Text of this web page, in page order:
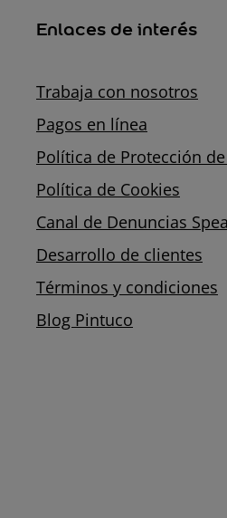
Enlaces de interés
Trabaja con nosotros
Pagos en línea
Política de Protección
Política de Cookies
Canal de Denuncias
Desarrollo de clientes
Términos y condiciones
Blog Pintuco